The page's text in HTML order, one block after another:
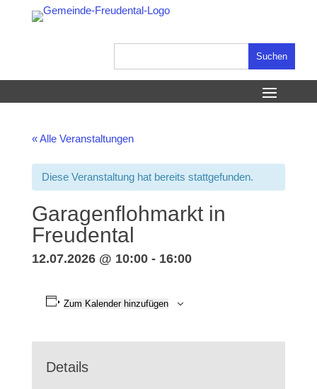
« Alle Veranstaltungen
Diese Veranstaltung hat bereits stattgefunden.
Garagenflohmarkt in
Freudental
12.07.2026 @ 10:00- 16:00
Zum Kalender hinzufügen
Details